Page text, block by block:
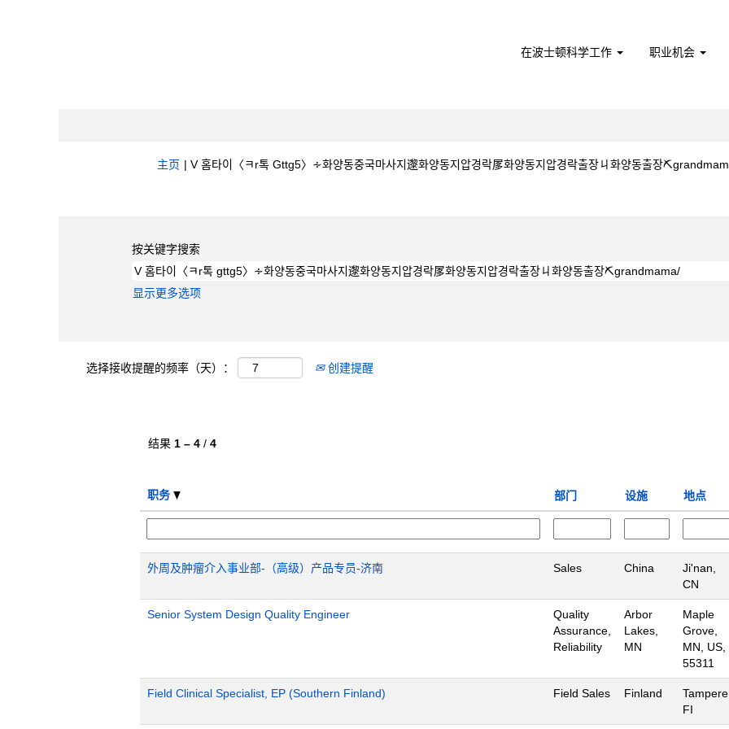
在波士顿科学工作 职业机会
主页 | V 홈타이〈ㅋr톡 Gttg5〉∻화양동중국마사지邌화양동지압경락㞔화양동지압경락출장ㄐ화양동출장
按关键字搜索
显示更多选项
选择接收提醒的频率（天）： 创建提醒
结果 1 – 4 / 4
职务 部门 设施 地点
外周及肿瘤介入事业部-（高级）产品专员-济南 Sales China
Ji'nan,
CN
Senior System Design Quality Engineer
Quality
Assurance,
Reliability
Arbor
Lakes,
MN
Maple
Grove,
MN, US,
55311
Field Clinical Specialist, EP (Southern Finland) Field Sales Finland
FI